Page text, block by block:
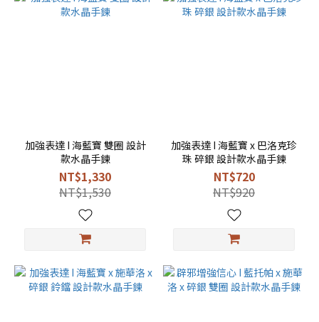
加強表達 I 海藍寶 雙圈 設計
款水晶手鍊
NT$1,330
NT$1,530
加強表達 I 海藍寶 x 巴洛克珍
珠 碎銀 設計款水晶手鍊
NT$720
NT$920